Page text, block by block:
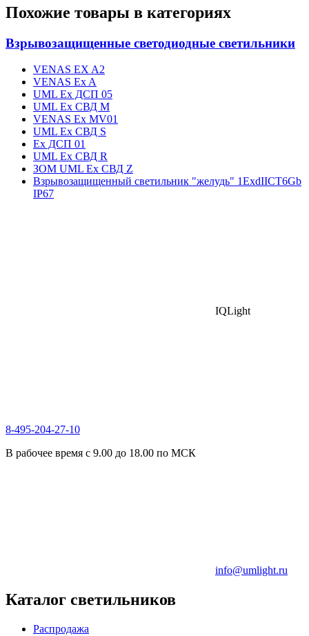
Похожие товары в категориях
Взрывозащищенные светодиодные светильники
VENAS EX A2
VENAS Ex A
UML Ex ДСП 05
UML Ex СВД M
VENAS Ex MV01
UML Ex СВД S
Ex ДСП 01
UML Ex СВД R
ЗОМ UML Ex СВД Z
Взрывозащищенный светильник "желудь" 1ExdIIСT6Gb
IP67
IQLight
8-495-204-27-10
В рабочее время с 9.00 до 18.00 по МСК
info@umlight.ru
Каталог светильников
Распродажа